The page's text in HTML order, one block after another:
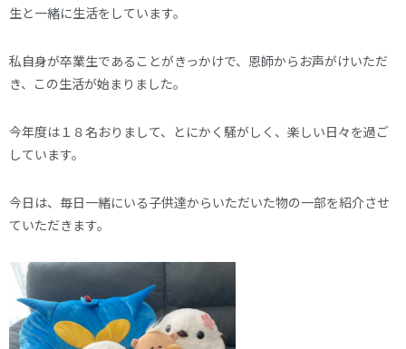
生と一緒に生活をしています。
私自身が卒業生であることがきっかけで、恩師からお声がけいただ
き、この生活が始まりました。
今年度は１８名おりまして、とにかく騒がしく、楽しい日々を過ご
しています。
今日は、毎日一緒にいる子供達からいただいた物の一部を紹介させ
ていただきます。